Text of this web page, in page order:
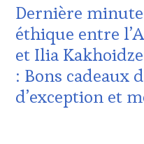
TOUR,
WINE
TOURISM
TOUR
WINETASTINGVOUCHER.COM
HOST,
GUEST,
INVITATIONS
&
DÉGUSTATIONS,
WINE
TASTING,
Dernière
éthique entre
et Ilia
: Bons cadeaux
d’exception et